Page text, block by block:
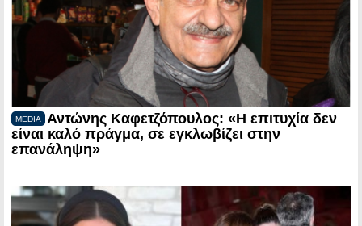
MEDIA
Αντώνης Καφετζόπουλος: «Η επιτυχία δεν
είναι καλό πράγμα, σε εγκλωβίζει στην
επανάληψη»